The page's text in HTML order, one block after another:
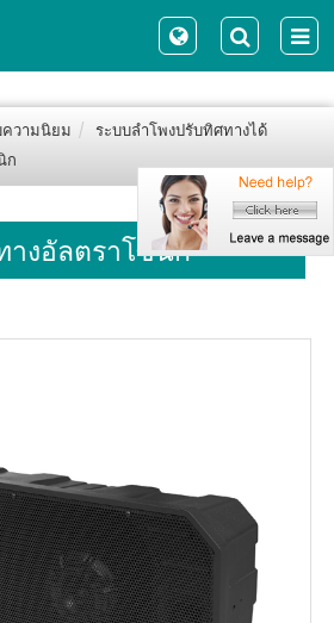
วามนิยม
ระบบลำโพงปรับทิศทางได้
ก
างอัลตราโซนิก